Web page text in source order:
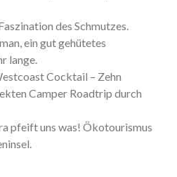
des Schmutzes.
ein gut gehütetes
lange.
Cocktail – Zehn
Camper Roadtrip durch
pfeift uns was! Ökotourismus